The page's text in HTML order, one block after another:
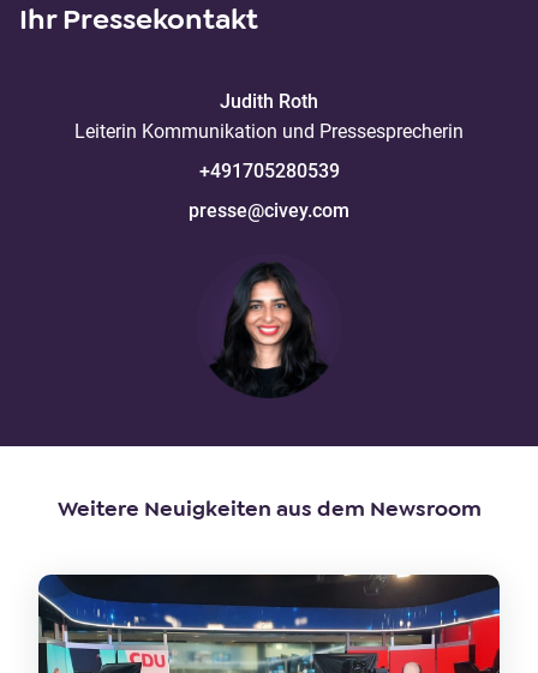
Ihr Pressekontakt
Judith Roth
Leiterin Kommunikation und Pressesprecherin
+491705280539
presse@civey.com
Weitere Neuigkeiten aus dem Newsroom